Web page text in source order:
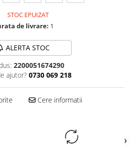
STOC EPUIZAT
de livrare: 1
ALERTA STOC
2200051674290
ajutor? 0730 069 218
Cere informatii